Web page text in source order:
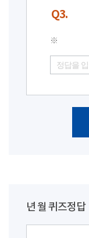
Q3.
※
년 월 퀴즈정답